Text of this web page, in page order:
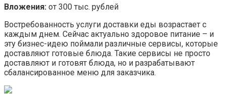
Вложения: от 300 тыс. рублей
Востребованность услуги доставки еды возрастает с
каждым днем. Сейчас актуально здоровое питание – и
эту бизнес-идею поймали различные сервисы, которые
доставляют готовые блюда. Такие сервисы не просто
доставляют и готовят блюда, но и разрабатывают
сбалансированное меню для заказчика.